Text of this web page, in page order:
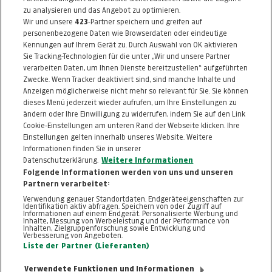
ab nur€ 180,00
Artikel 38654 statt€ 359,00 Artikel beendet
ZURÜCK NACH
OBEN
FAQ HILFE IMPRESSUM
KONTAKT DATENSCHUTZ
zu analysieren und das Angebot zu optimieren.
Wir und unsere 423-Partner speichern und greifen auf
personenbezogene Daten wie Browserdaten oder eindeutige
Kennungen auf Ihrem Gerät zu. Durch Auswahl von OK aktivieren
Sie Tracking-Technologien für die unter „Wir und unsere Partner
verarbeiten Daten, um Ihnen Dienste bereitzustellen“ aufgeführten
Zwecke. Wenn Tracker deaktiviert sind, sind manche Inhalte und
Anzeigen möglicherweise nicht mehr so relevant für Sie. Sie können
dieses Menü jederzeit wieder aufrufen, um Ihre Einstellungen zu
ändern oder Ihre Einwilligung zu widerrufen, indem Sie auf den Link
Cookie-Einstellungen am unteren Rand der Webseite klicken. Ihre
Einstellungen gelten innerhalb unseres Website. Weitere
Informationen finden Sie in unserer
Datenschutzerklärung.
Weitere Informationen
Folgende Informationen werden von uns und unseren
Partnern verarbeitet:
Verwendung genauer Standortdaten. Endgeräteeigenschaften zur
Identifikation aktiv abfragen. Speichern von oder Zugriff auf
Informationen auf einem Endgerät. Personalisierte Werbung und
Inhalte, Messung von Werbeleistung und der Performance von
Inhalten, Zielgruppenforschung sowie Entwicklung und
Verbesserung von Angeboten.
Liste der Partner (Lieferanten)
Verwendete Funktionen und Informationen